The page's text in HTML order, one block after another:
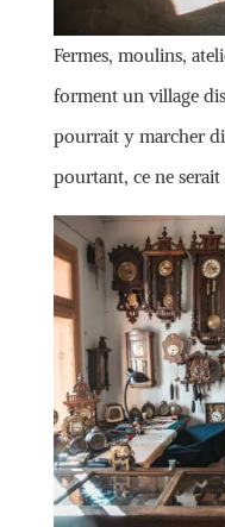
Fermes, moulins,
forment un village
pourrait y marcher
pourtant, ce ne serait